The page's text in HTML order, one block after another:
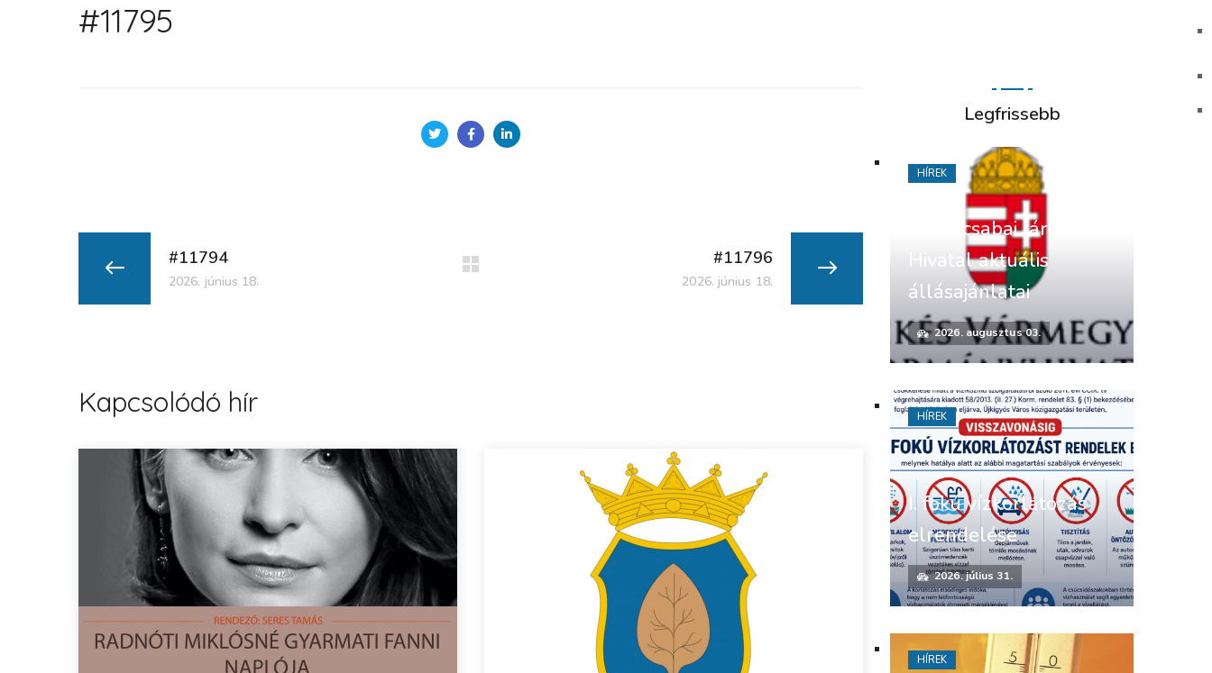
#11795
#11794
2026. június 18.
#11796
2026. június 18.
Kapcsolódó hír
Legfrissebb
Békéscsabai Járási
Hivatal aktuális
állásajánlatai
2026. augusztus 03.
HÍREK
I. fokú vízkorlátozás
elrendelése
2026. július 31.
HÍREK
HÍREK